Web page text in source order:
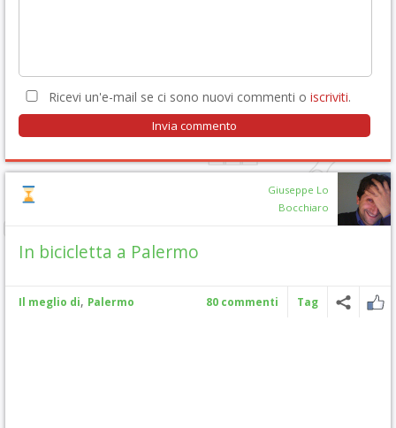
Ricevi un'e-mail se ci sono nuovi commenti o iscriviti.
Giuseppe Lo
Bocchiaro
In bicicletta a Palermo
Il meglio di, Palermo 80 commenti Tag